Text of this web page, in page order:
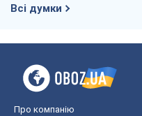
Всі думки
Про компанію